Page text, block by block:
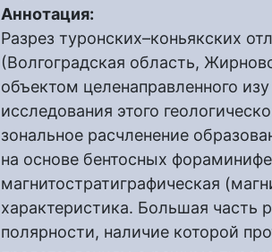
Аннотация:
Разрез туронских–коньякских
(Волгоградская область,
объектом целенаправленного
исследования этого
зональное расчленение
на основе бентосных
магнитостратиграфическая
характеристика. Большая часть
полярности, наличие которой